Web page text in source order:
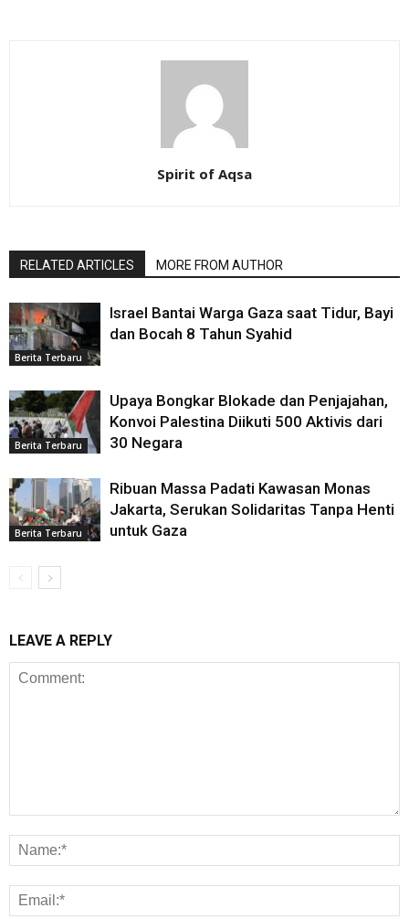
Spirit of Aqsa
RELATED ARTICLES MORE FROM AUTHOR
Berita Terbaru
Israel Bantai Warga Gaza saat Tidur, Bayi
dan Bocah 8 Tahun Syahid
Berita Terbaru
Upaya Bongkar Blokade dan Penjajahan,
Konvoi Palestina Diikuti 500 Aktivis dari
30 Negara
Berita Terbaru
Ribuan Massa Padati Kawasan Monas
Jakarta, Serukan Solidaritas Tanpa Henti
untuk Gaza
LEAVE A REPLY